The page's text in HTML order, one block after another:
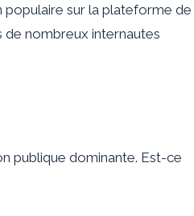
populaire sur la plateforme de
de nombreux internautes
publique dominante. Est-ce